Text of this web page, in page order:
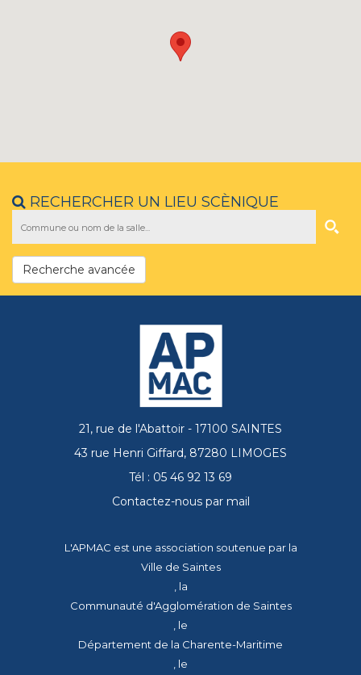
RECHERCHER UN LIEU SCÈNIQUE
Recherche avancée
21, rue de l'Abattoir - 17100 SAINTES
43 rue Henri Giffard, 87280 LIMOGES
Tél : 05 46 92 13 69
Contactez-nous par mail
L'APMAC est une association soutenue par la
Ville de Saintes
, la
Communauté d'Agglomération de Saintes
, le
Département de la Charente-Maritime
, le